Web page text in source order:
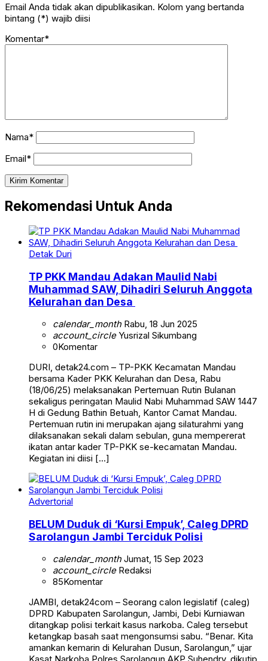
Email Anda tidak akan dipublikasikan. Kolom yang bertanda
bintang (*) wajib diisi
Komentar*
Nama*
Email*
Rekomendasi Untuk Anda
Detak Duri
TP PKK Mandau Adakan Maulid Nabi
Muhammad SAW, Dihadiri Seluruh Anggota
Kelurahan dan Desa
calendar_monthRabu, 18 Jun 2025
account_circleYusrizal Sikumbang
0Komentar
DURI, detak24.com – TP-PKK Kecamatan Mandau
bersama Kader PKK Kelurahan dan Desa, Rabu
(18/06/25) melaksanakan Pertemuan Rutin Bulanan
sekaligus peringatan Maulid Nabi Muhammad SAW 1447
H di Gedung Bathin Betuah, Kantor Camat Mandau.
Pertemuan rutin ini merupakan ajang silaturahmi yang
dilaksanakan sekali dalam sebulan, guna mempererat
ikatan antar kader TP-PKK se-kecamatan Mandau.
Kegiatan ini diisi […]
Advertorial
BELUM Duduk di ‘Kursi Empuk’, Caleg DPRD
Sarolangun Jambi Terciduk Polisi
calendar_monthJumat, 15 Sep 2023
account_circleRedaksi
85Komentar
JAMBI, detak24com – Seorang calon legislatif (caleg)
DPRD Kabupaten Sarolangun, Jambi, Debi Kurniawan
ditangkap polisi terkait kasus narkoba. Caleg tersebut
ketangkap basah saat mengonsumsi sabu. “Benar. Kita
amankan kemarin di Kelurahan Dusun, Sarolangun,” ujar